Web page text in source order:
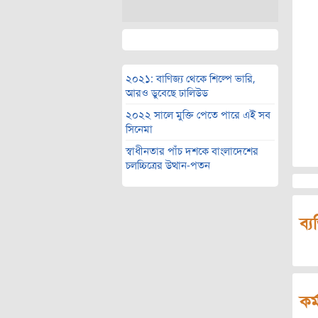
২০২১: বাণিজ্য থেকে শিল্পে ভারি,
আরও ডুবেছে ঢালিউড
২০২২ সালে মুক্তি পেতে পারে এই সব
সিনেমা
স্বাধীনতার পাঁচ দশকে বাংলাদেশের
চলচ্চিত্রের উত্থান-পতন